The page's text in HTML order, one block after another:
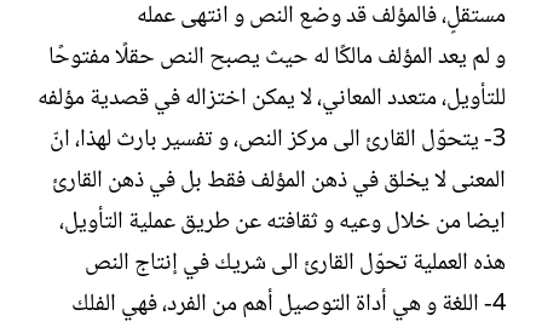
مستقلٍ، فالمؤلف قد وضع النص و انتهى عمله
و لم يعد المؤلف مالكًا له حيث يصبح النص حقلًا مفتوحًا
للتأويل، متعدد المعاني، لا يمكن اختزاله في قصدية مؤلفه
3- يتحوّل القارئ الى مركز النص، و تفسير بارث لهذا، انّ
المعنى لا يخلق في ذهن المؤلف فقط بل في ذهن القارئ
ايضا من خلال وعيه و ثقافته عن طريق عملية التأويل،
هذه العملية تحوّل القارئ الى شريك في إنتاج النص
4- اللغة و هي أداة التوصيل أهم من الفرد، فهي الفلك